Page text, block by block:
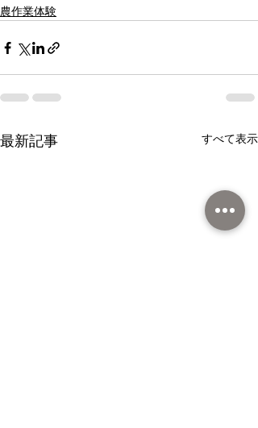
農作業体験
最新記事 すべて表示